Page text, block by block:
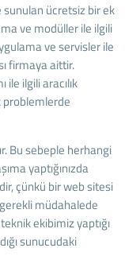
ücretsiz bir ek
ve modüller ile ilgili
ve servisler ile
firmaya aittir.
ile ilgili aracılık
problemlerde
Bu sebeple herhangi
yaptığınızda
çünkü bir web sitesi
müdahalede
ekibimiz yaptığı
sunucudaki